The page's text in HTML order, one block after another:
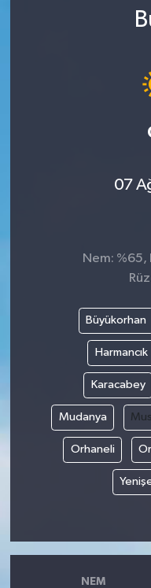
07
Nem: %65,
Büyükorhan
Harmancık
Karacabey
Mudanya
Orhaneli
NEM